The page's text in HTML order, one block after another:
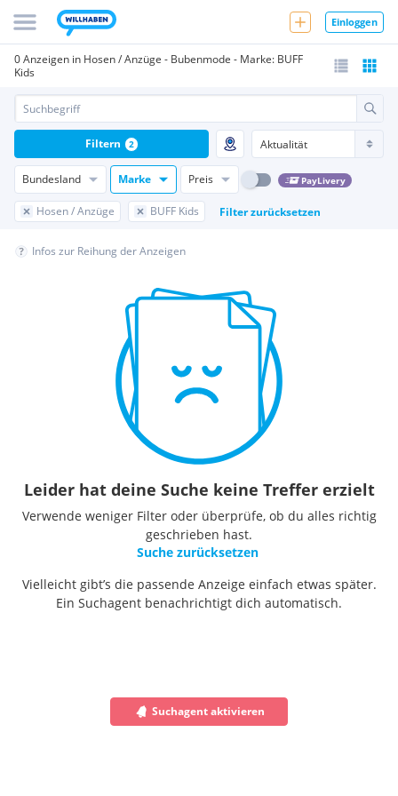
Einloggen
0 Anzeigen in Hosen / Anzüge - Bubenmode - Marke: BUFF
Kids
Bundesland Marke Preis PayLivery
Hosen / Anzüge BUFF Kids Filter zurücksetzen
Filtern 2
Infos zur Reihung der Anzeigen
Leider hat deine Suche keine Treffer erzielt
Verwende weniger Filter oder überprüfe, ob du alles richtig
geschrieben hast.
Suche zurücksetzen
Vielleicht gibt’s die passende Anzeige einfach etwas später.
Ein Suchagent benachrichtigt dich automatisch.
Suchagent aktivieren